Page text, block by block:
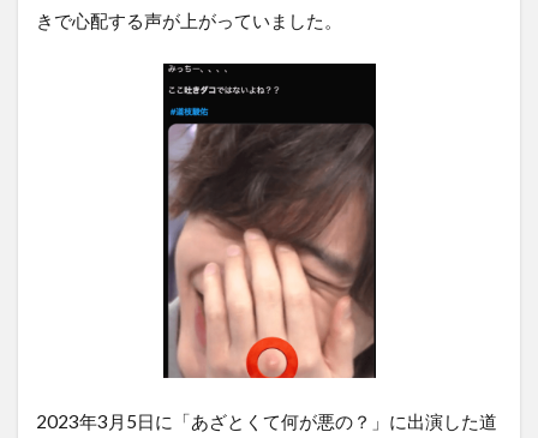
きで心配する声が上がっていました。
2023年3月5日に「あざとくて何が悪の？」に出演した道